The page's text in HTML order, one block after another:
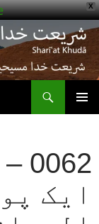
X
چھوڑیں
مواد
پر
جائیں
ایک